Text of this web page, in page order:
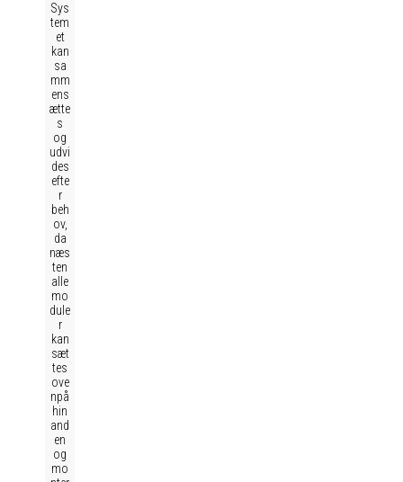
Sys
tem
et
kan
sa
mm
ens
ætte
s
og
udvi
des
efte
r
beh
ov,
da
næs
ten
alle
mo
dule
r
kan
sæt
tes
ove
npå
hin
and
en
og
mo